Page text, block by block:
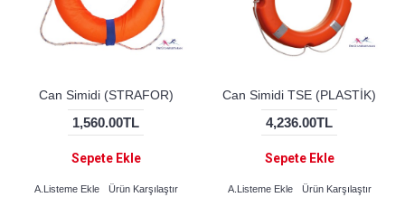
Can Simidi (STRAFOR)
1,560.00TL
Sepete Ekle
A.Listeme Ekle Ürün Karşılaştır
Can Simidi TSE (PLASTİK)
4,236.00TL
Sepete Ekle
A.Listeme Ekle Ürün Karşılaştır